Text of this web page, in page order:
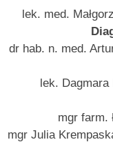
lek. med.
dr hab. n. med.
lek. Dagmara
mgr farm.
mgr Julia